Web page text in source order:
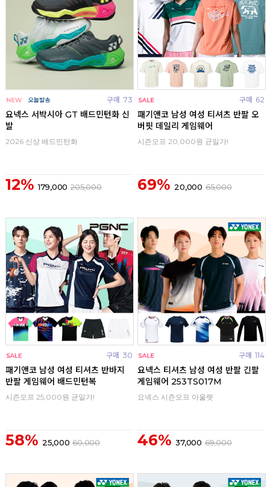
구매 73
요넥스 서박시아 GT 배드민턴화 신
발
2026 신상 배드민턴화
12% 179,000 205,000
구매 62
패기앤코 남성 여성 티셔츠 반팔 오
버핏 데일리 게임웨어
시즌오프 20,000원 균일가!
69% 20,000 65,000
구매 30
패기앤코 남성 여성 티셔츠 반바지
반팔 게임웨어 배드민턴복
시즌오프 25,000원 균일가!
58% 25,000 60,000
구매 114
요넥스 티셔츠 남성 여성 반팔 긴팔
게임웨어 253TS017M
요넥스 시즌오프 아울렛
46% 37,000 69,000